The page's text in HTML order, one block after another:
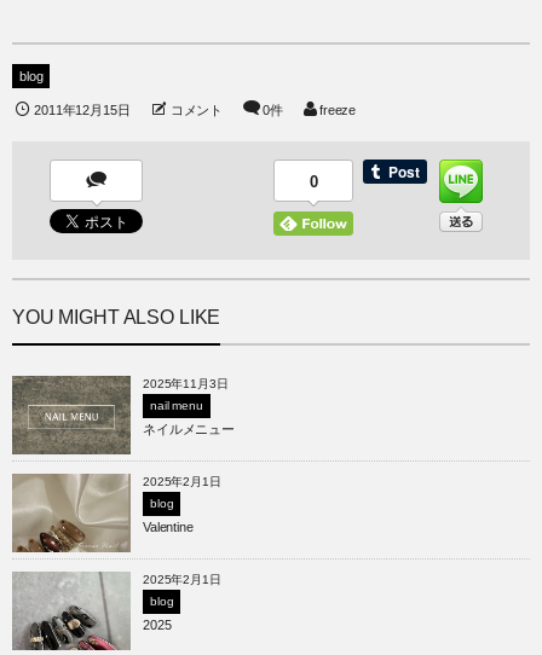
blog
2011年12月15日 コメント 0件 freeze
0
YOU MIGHT ALSO LIKE
2025年11月3日
nail menu
ネイルメニュー
2025年2月1日
blog
Valentine
2025年2月1日
blog
2025